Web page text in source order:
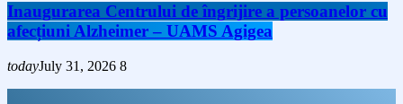
Inaugurarea Centrului de îngrijire a persoanelor cu
afecțiuni Alzheimer – UAMS Agigea
todayJuly 31, 2026 8